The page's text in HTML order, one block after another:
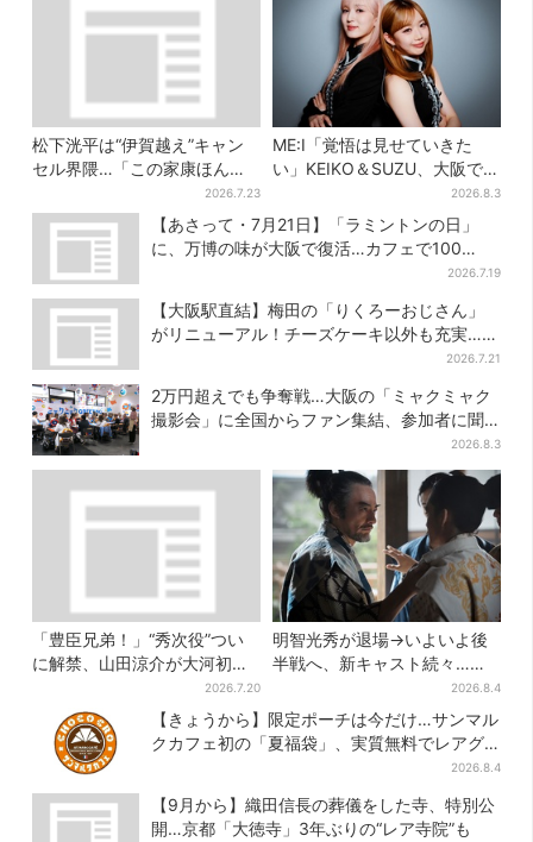
松下洸平は“伊賀越え”キャン
セル界隈…「この家康ほんと
憎たらしいな」【豊臣兄弟】
2026.7.23
ME:I「覚悟は見せていきた
い」KEIKO＆SUZU、大阪で語
る…“日プ女子”からの3年間
と、7人で目指す夢
2026.8.3
【あさって・7月21日】「ラミントンの日」
に、万博の味が大阪で復活…カフェで100
2026.7.19
【大阪駅直結】梅田の「りくろーおじさん」
がリニューアル！チーズケーキ以外も充実…並
2026.7.21
2万円超えでも争奪戦…大阪の「ミャクミャク
撮影会」に全国からファン集結、参加者に聞
2026.8.3
「豊臣兄弟！」“秀次役”つい
に解禁、山田涼介が大河初出
演「まさかの」「楽しみすぎ
2026.7.20
明智光秀が退場→いよいよ後
半戦へ、新キャスト続々…
「豊臣兄弟！」振り返り＆第
30回あらすじ
2026.8.4
【きょうから】限定ポーチは今だけ…サンマル
クカフェ初の「夏福袋」、実質無料でレアグ
2026.8.4
【9月から】織田信長の葬儀をした寺、特別公
開…京都「大徳寺」3年ぶりの“レア寺院”も